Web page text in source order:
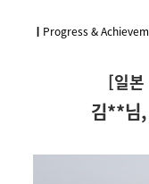
ㅣ Progress &
[일본
김**님,